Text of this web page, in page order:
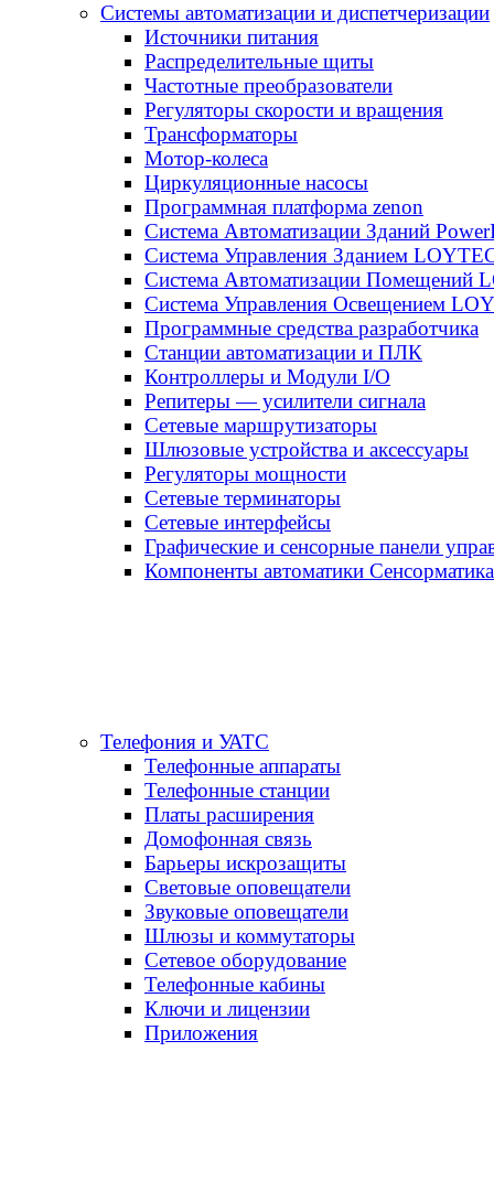
Системы автоматизации и диспетчеризации
Источники питания
Распределительные щиты
Частотные преобразователи
Регуляторы скорости и вращения
Трансформаторы
Мотор-колеса
Циркуляционные насосы
Программная платформа zenon
Система Автоматизации Зданий
Система Управления Зданием
Система Автоматизации Помещений
Система Управления Освещением
Программные средства разработчика
Станции автоматизации и ПЛК
Контроллеры и Модули I/O
Репитеры — усилители сигнала
Сетевые маршрутизаторы
Шлюзовые устройства и аксессуары
Регуляторы мощности
Сетевые терминаторы
Сетевые интерфейсы
Графические и сенсорные панели
Компоненты автоматики Сенсорматика
Телефония и УАТС
Телефонные аппараты
Телефонные станции
Платы расширения
Домофонная связь
Барьеры искрозащиты
Световые оповещатели
Звуковые оповещатели
Шлюзы и коммутаторы
Сетевое оборудование
Телефонные кабины
Ключи и лицензии
Приложения